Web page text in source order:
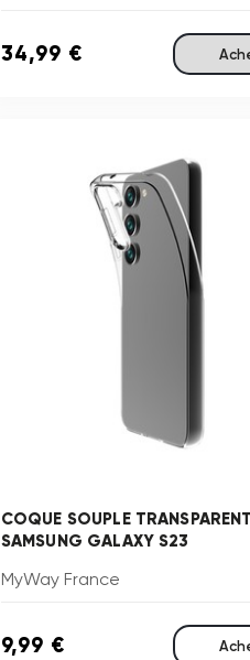
34,99 €
COQUE SOUPLE
SAMSUNG GALAXY S23
MyWay France
9,99 €